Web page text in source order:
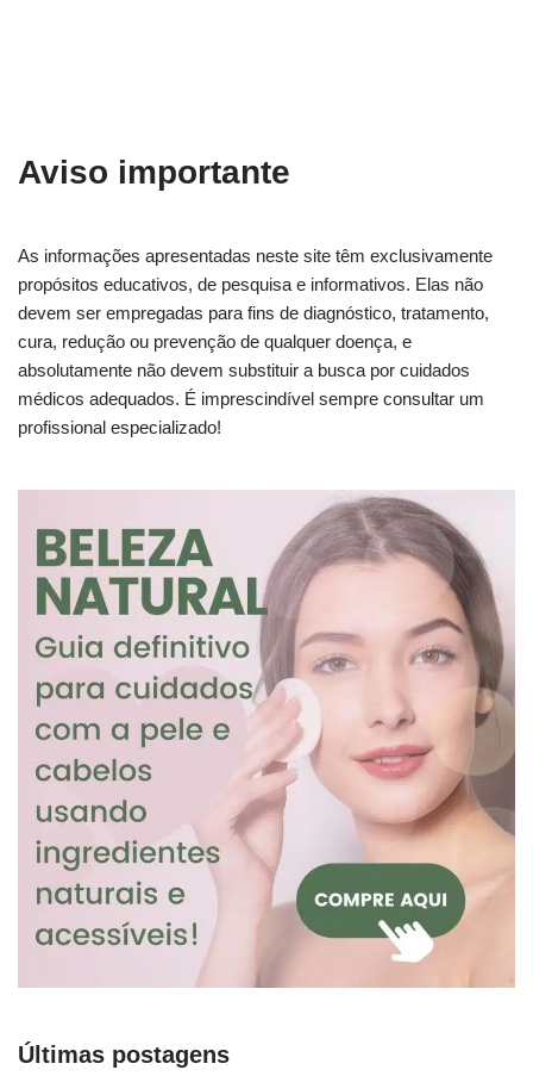
Aviso importante
As informações apresentadas neste site têm exclusivamente
propósitos educativos, de pesquisa e informativos. Elas não
devem ser empregadas para fins de diagnóstico, tratamento,
cura, redução ou prevenção de qualquer doença, e
absolutamente não devem substituir a busca por cuidados
médicos adequados. É imprescindível sempre consultar um
profissional especializado!
Últimas postagens